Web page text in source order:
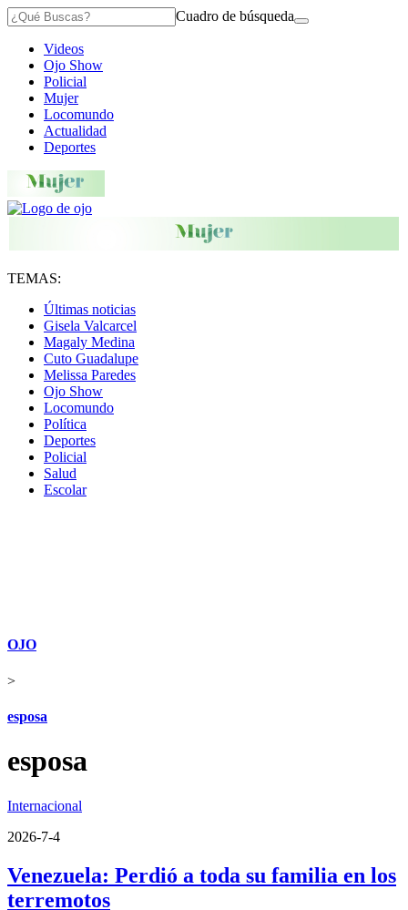
Cuadro de búsqueda
Videos
Ojo Show
Policial
Mujer
Locomundo
Actualidad
Deportes
TEMAS:
Últimas noticias
Gisela Valcarcel
Magaly Medina
Cuto Guadalupe
Melissa Paredes
Ojo Show
Locomundo
Política
Deportes
Policial
Salud
Escolar
OJO
>
esposa
esposa
Internacional
2026-7-4
Venezuela: Perdió a toda su familia en los
terremotos